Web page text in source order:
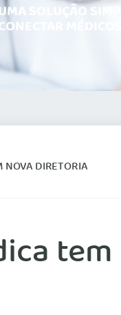
SOLUÇÃO
NOVA DIRETORIA